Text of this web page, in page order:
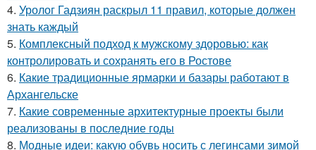
4. Уролог Гадзиян раскрыл 11 правил, которые должен
знать каждый
5. Комплексный подход к мужскому здоровью: как
контролировать и сохранять его в Ростове
6. Какие традиционные ярмарки и базары работают в
Архангельске
7. Какие современные архитектурные проекты были
реализованы в последние годы
8. Модные идеи: какую обувь носить с легинсами зимой